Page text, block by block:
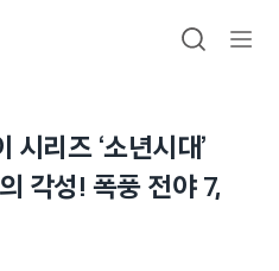
검색
시리즈 ‘소년시대’
각성! 폭풍 전야 7,